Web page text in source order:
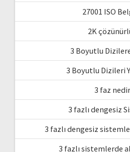
27001 ISO
2K
3 Boyutlu
3 Boyutlu Dizileri
3 faz nedir
3 fazlı dengesiz
3 fazlı dengesiz
3 fazlı sistemlerde